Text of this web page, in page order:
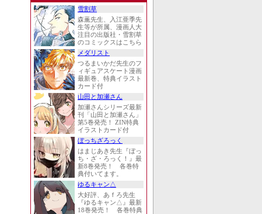
雪割草
森薫先生、入江亜季先
生等が所属、漫画人大
注目の出版社・雪割草
のコミックスはこちら
メダリスト
つるまいかだ先生のフ
ィギュアスケート漫画
最新巻、特典イラスト
カード付
山田と加瀬さん
加瀬さんシリーズ最新
刊「山田と加瀬さん」
第5巻発売！ ZIN特典
イラストカード付
ぼっちざろっく
はまじあき先生『ぼっ
ち・ざ・ろっく！』最
新8巻発売！ 各巻特
典付いてます。
ゆるキャン△
大好評、あｆろ先生
『ゆるキャン△』最新
18巻発売！ 各巻特典